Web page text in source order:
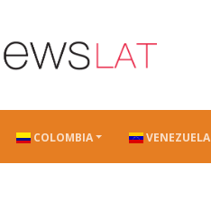
COLOMBIA VENEZUELA